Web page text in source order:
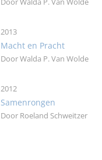
Door Walda P. Van Wolde
2013
Macht en Pracht
Door Walda P. Van Wolde
2012
Samenrongen
Door Roeland Schweitzer